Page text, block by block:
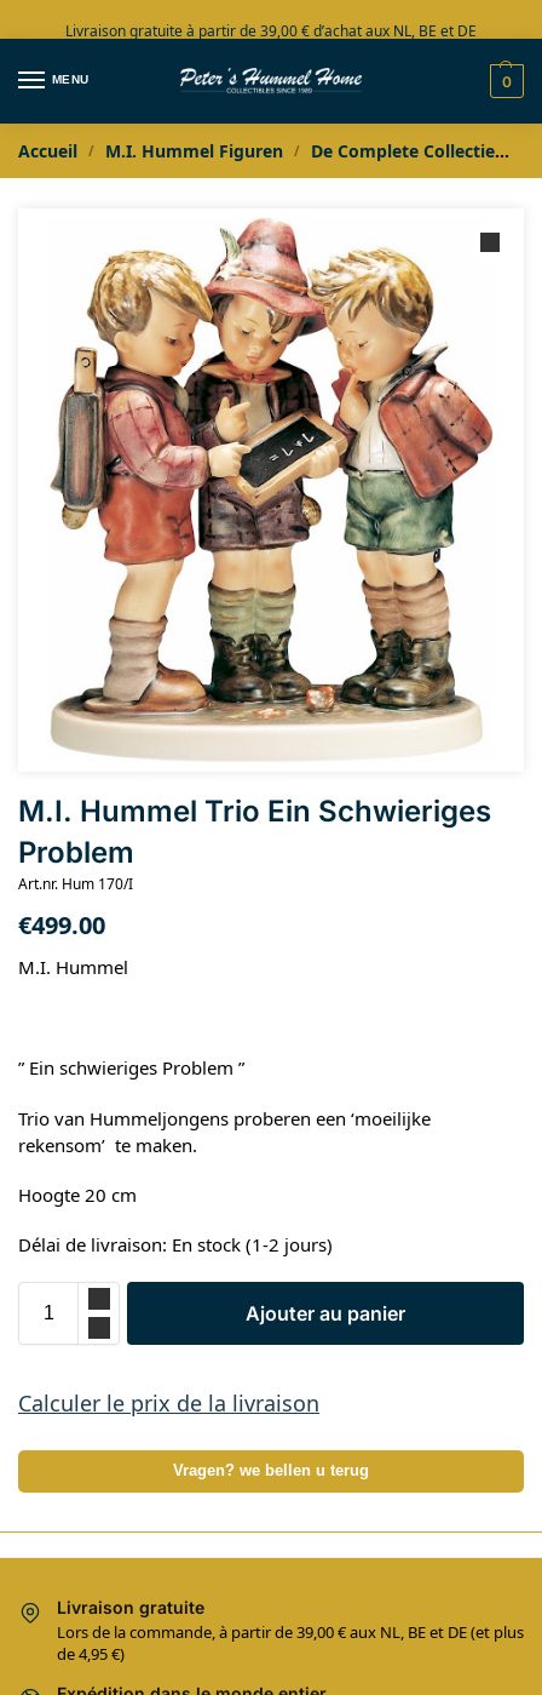
Livraison gratuite à partir de 39,00 € d’achat aux NL, BE et DE
Grand choix en stock
MENU 0
Accueil / M.I. Hummel Figuren / De Complete Collectie
M.I. Hummel Trio Ein Schwieriges
Problem
Art.nr. Hum 170/I
€499.00
M.I. Hummel
” Ein schwieriges Problem ”
Trio van Hummeljongens proberen een ‘moeilijke
rekensom’ te maken.
Hoogte 20 cm
Délai de livraison: En stock (1-2 jours)
Ajouter au panier
Calculer le prix de la livraison
Vragen? we bellen u terug
Livraison gratuite
Lors de la commande, à partir de 39,00 € aux NL, BE et DE (et plus
de 4,95 €)